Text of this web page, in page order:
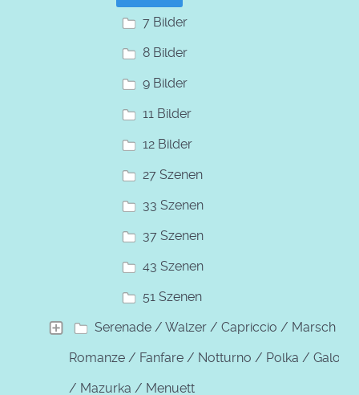
7 Bilder
8 Bilder
9 Bilder
11 Bilder
12 Bilder
27 Szenen
33 Szenen
37 Szenen
43 Szenen
51 Szenen
Serenade / Walzer / Capriccio / Marsch /
Romanze / Fanfare / Notturno / Polka / Galopp
/ Mazurka / Menuett